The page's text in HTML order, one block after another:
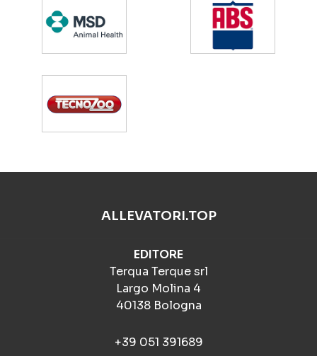
ALLEVATORI.TOP
EDITORE
Terqua Terque srl
Largo Molina 4
40138 Bologna
+39 051 391689